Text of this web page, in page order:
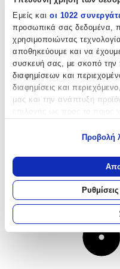
Εμείς και οι 1022
προσωπικά σας δεδομένα,
χρησιμοποιώντας
αποθηκεύουμε και να
συσκευή σας, με σκοπό την
διαφημίσεων και
διαφημίσεις και
μας και την ανάπτυξη
Να συλλέξουμε
σας τοποθεσία, οι
απόσταση μερικών
Να αναγνωρίσουμε
για συγκεκριμένα
Μάθετε περισσότερα
προσωπικών σας δεδομένων
ενότητα
ανακαλέσετε τη
Προβολή